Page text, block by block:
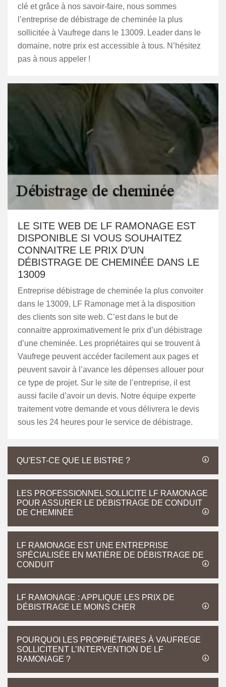
clé et grâce à nos savoir-faire, nous sommes
l’entreprise de débistrage de cheminée la plus
sollicitée à Vaufrege dans le 13009. Leader dans le
domaine, notre prix est accessible à tous. N’hésitez
pas à nous appeler !
LE SITE WEB DE LF RAMONAGE EST
DISPONIBLE SI VOUS SOUHAITEZ
CONNAITRE LE PRIX D’UN
DÉBISTRAGE DE CHEMINÉE DANS LE
13009
Entreprise débistrage de cheminée la plus convoiter
dans le 13009, LF Ramonage met à la disposition
des clients son site web. C’est dans le but de
connaitre approximativement le prix d’un débistrage
d’une cheminée. Les propriétaires qui se trouvent à
Vaufrege peuvent accéder facilement aux pages et
peuvent savoir à l’avance les dépenses allouer pour
ce type de projet. Sur le site de l’entreprise, il est
aussi facile d’avoir un devis. Notre équipe experte
traitement votre demande et vous délivrera le devis
sous les 24 heures pour le service de débistrage.
QU'EST-CE QUE LE BISTRE ?
LES PROFESSIONNEL SOLLICITE LF RAMONAGE
POUR ASSURER LE DÉBISTRAGE DE CONDUIT
DE CHEMINÉE
LF RAMONAGE EST UNE ENTREPRISE
SPÉCIALISÉE EN MATIÈRE DE DÉBISTRAGE DE
CONDUIT
LF RAMONAGE : APPLIQUE LES PRIX DE
DÉBISTRAGE LE MOINS CHER
POURQUOI LES PROPRIÉTAIRES À VAUFREGE
SOLLICITENT L’INTERVENTION DE LF
RAMONAGE ?